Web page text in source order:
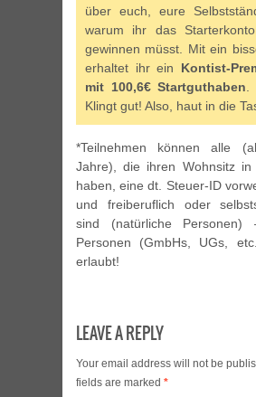
über euch, eure
warum ihr das
gewinnen müsst. Mit ein
erhaltet ihr ein Kontist-
mit 100,6€ Startguthaben
Klingt gut! Also, haut in die
*Teilnehmen können alle
Jahre), die ihren Wohnsitz in
haben, eine dt. Steuer-ID
und freiberuflich oder
sind (natürliche Personen)
Personen (GmbHs, UGs,
erlaubt!
LEAVE A REPLY
Your email address will not be
fields are marked *